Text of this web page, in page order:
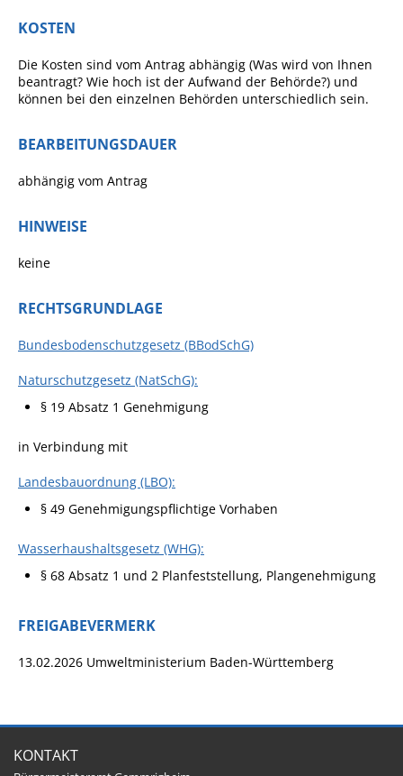
Gemeinderat
Kerngeschichten
Angebote für Senioren
Orestiada
MEIN GEMMRIGHEIM
KOSTEN
Die Kosten sind vom Antrag abhängig (Was wird von Ihnen
beantragt? Wie hoch ist der Aufwand der Behörde?) und
können bei den einzelnen Behörden unterschiedlich sein.
BEARBEITUNGSDAUER
abhängig vom Antrag
HINWEISE
keine
RECHTSGRUNDLAGE
Bundesbodenschutzgesetz (BBodSchG)
Naturschutzgesetz (NatSchG):
§ 19 Absatz 1 Genehmigung
in Verbindung mit
Landesbauordnung (LBO):
§ 49 Genehmigungspflichtige Vorhaben
Wasserhaushaltsgesetz (WHG):
§ 68 Absatz 1 und 2 Planfeststellung, Plangenehmigung
FREIGABEVERMERK
13.02.2026 Umweltministerium Baden-Württemberg
KONTAKT